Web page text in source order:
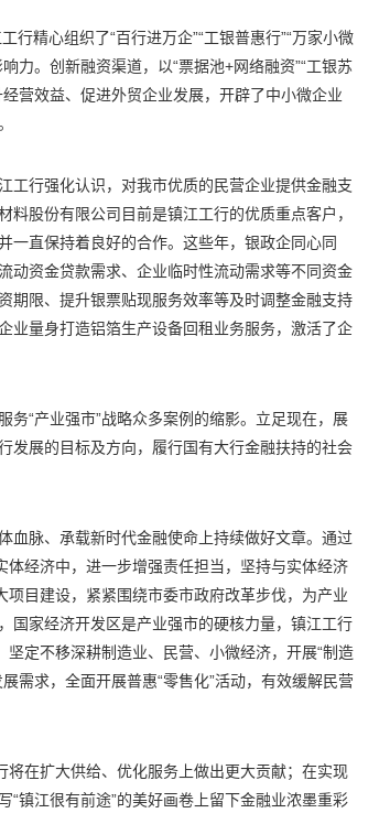
精心组织了“百行进万企”“工银普惠行”“万家小微
力。创新融资渠道，以“票据池+网络融资”“工银苏
营效益、促进外贸企业发展，开辟了中小微企业
工行强化认识，对我市优质的民营企业提供金融支
股份有限公司目前是镇江工行的优质重点客户，
一直保持着良好的合作。这些年，银政企同心同
动资金贷款需求、企业临时性流动需求等不同资金
期限、提升银票贴现服务效率等及时调整金融支持
业量身打造铝箔生产设备回租业务服务，激活了企
“产业强市”战略众多案例的缩影。立足现在，展
发展的目标及方向，履行国有大行金融扶持的社会
血脉、承载新时代金融使命上持续做好文章。通过
体经济中，进一步增强责任担当，坚持与实体经济
项目建设，紧紧围绕市委市政府改革步伐，为产业
国家经济开发区是产业强市的硬核力量，镇江工行
定不移深耕制造业、民营、小微经济，开展“制造
需求，全面开展普惠“零售化”活动，有效缓解民营
将在扩大供给、优化服务上做出更大贡献；在实现
镇江很有前途”的美好画卷上留下金融业浓墨重彩